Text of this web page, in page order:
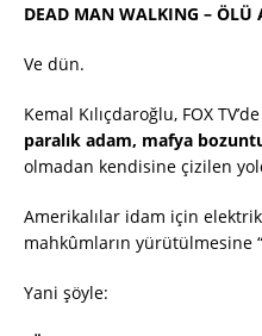
DEAD MAN WALKING – ÖLÜ
Ve dün.
Kemal Kılıçdaroğlu, FOX
paralık adam, mafya
olmadan kendisine çizilen
Amerikalılar idam için
mahkûmların yürütülmesine “
Yani şöyle: